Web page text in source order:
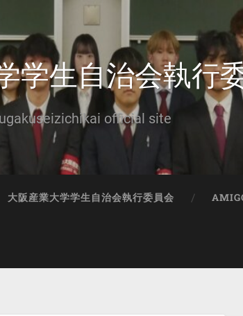
学生自治会執行
official site
大阪産業大学学生自治会執行委員会